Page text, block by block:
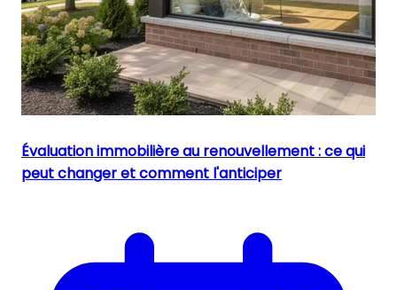
Évaluation immobilière au renouvellement : ce qui
peut changer et comment l'anticiper